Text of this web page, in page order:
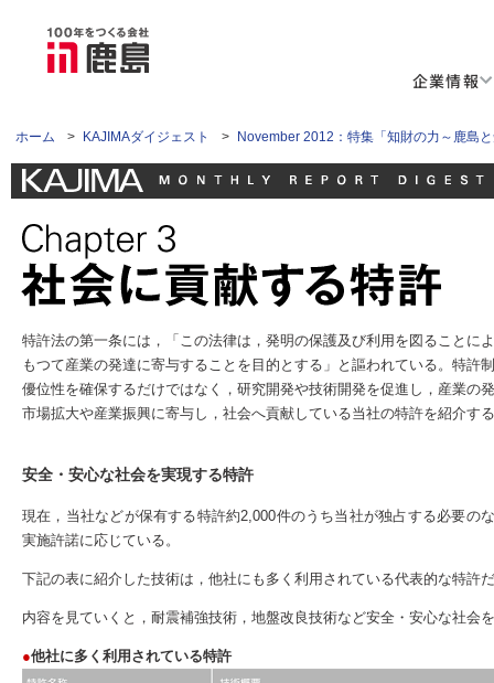
企業情報
ホーム > KAJIMAダイジェスト > November 2012：特集「知財の力～鹿島
特許法の第一条には，「この法律は，発明の保護及び利用を図ることに
もつて産業の発達に寄与することを目的とする」と謳われている。特許
優位性を確保するだけではなく，研究開発や技術開発を促進し，産業の
市場拡大や産業振興に寄与し，社会へ貢献している当社の特許を紹介す
安全・安心な社会を実現する特許
現在，当社などが保有する特許約2,000件のうち当社が独占する必要の
実施許諾に応じている。
下記の表に紹介した技術は，他社にも多く利用されている代表的な特許
内容を見ていくと，耐震補強技術，地盤改良技術など安全・安心な社会
●他社に多く利用されている特許